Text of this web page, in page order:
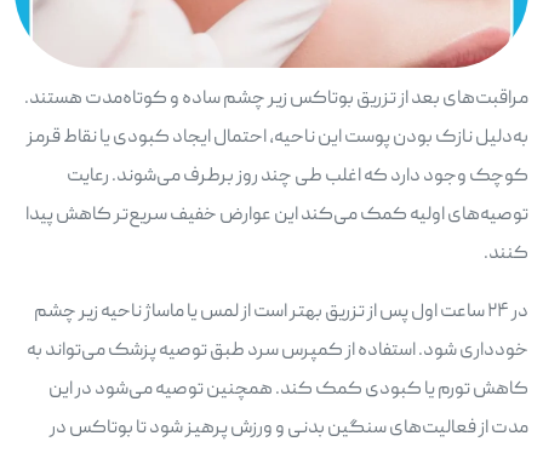
مراقبت‌های بعد از تزریق بوتاکس زیر چشم ساده و کوتاه‌مدت هستند.
به‌دلیل نازک بودن پوست این ناحیه، احتمال ایجاد کبودی یا نقاط قرمز
کوچک وجود دارد که اغلب طی چند روز برطرف می‌شوند. رعایت
توصیه‌های اولیه کمک می‌کند این عوارض خفیف سریع‌تر کاهش پیدا
کنند.
در ۲۴ ساعت اول پس از تزریق بهتر است از لمس یا ماساژ ناحیه زیر چشم
خودداری شود. استفاده از کمپرس سرد طبق توصیه پزشک می‌تواند به
کاهش تورم یا کبودی کمک کند. همچنین توصیه می‌شود در این
مدت از فعالیت‌های سنگین بدنی و ورزش پرهیز شود تا بوتاکس در